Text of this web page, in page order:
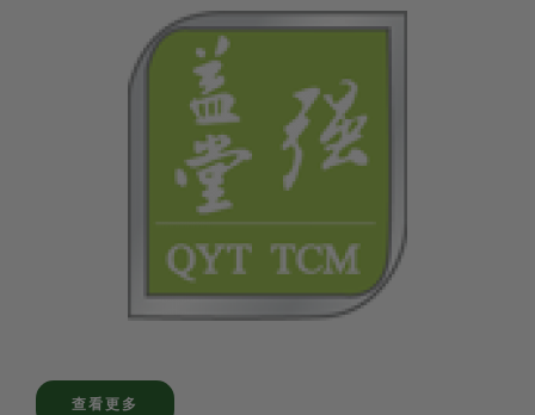
查看更多